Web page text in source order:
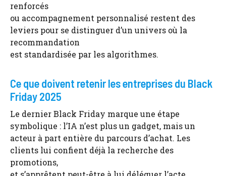
renforcés
ou accompagnement personnalisé restent des
leviers pour se distinguer d’un univers où la
recommandation
est standardisée par les algorithmes.
Ce que doivent retenir les entreprises du Black
Friday 2025
Le dernier Black Friday marque une étape
symbolique : l’IA n’est plus un gadget, mais un
acteur à part entière du parcours d’achat. Les
clients lui confient déjà la recherche des
promotions,